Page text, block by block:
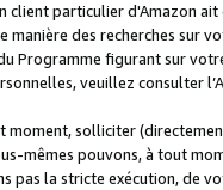
particulier d'Amazon
des recherches sur
figurant sur
veuillez consulter
moment, solliciter
mêmes pouvons, à tout
pas la stricte exécution, de